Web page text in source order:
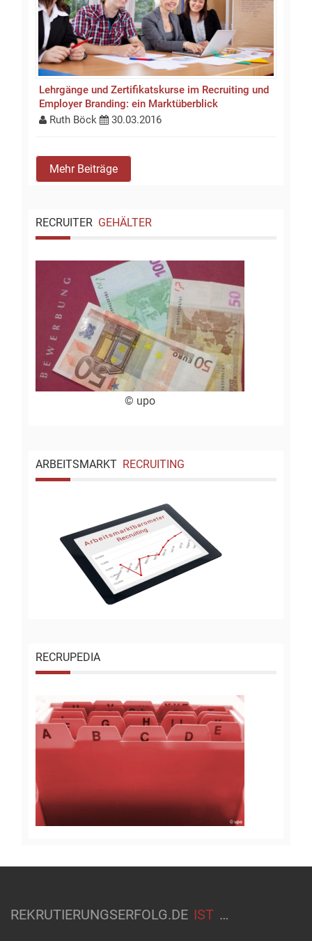
Lehrgänge und Zertifikatskurse im Recruiting und
Employer Branding: ein Marktüberblick
Ruth Böck
30.03.2016
Mehr Beiträge
RECRUITER GEHÄLTER
© upo
ARBEITSMARKT RECRUITING
RECRUPEDIA
REKRUTIERUNGSERFOLG.DE IST …